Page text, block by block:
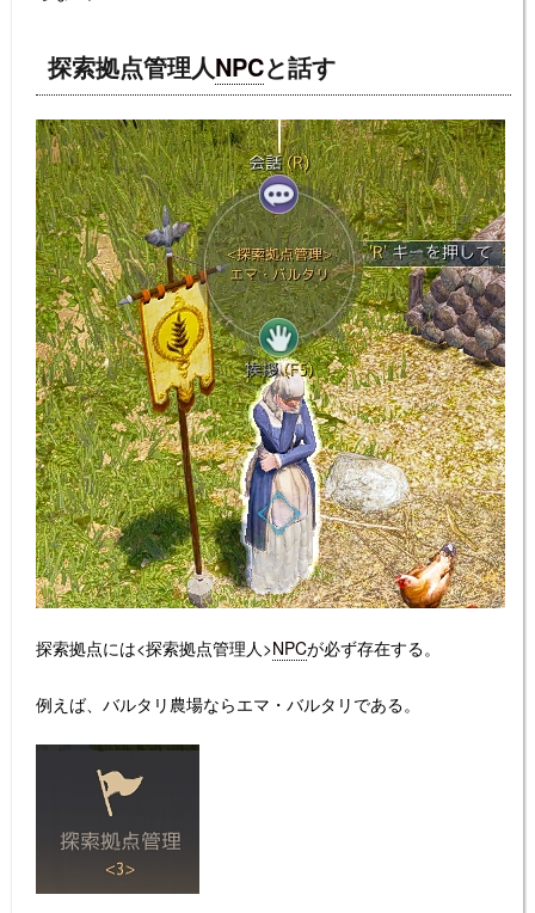
探索拠点管理人NPCと話す
探索拠点には<探索拠点管理人>NPCが必ず存在する。
例えば、バルタリ農場ならエマ・バルタリである。